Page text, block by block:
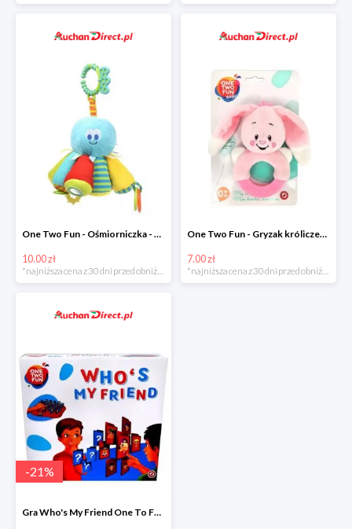
One Two Fun - Ośmiorniczka - miękka zabawka zawieszana w super cenie
10.00 zł
One Two Fun - Gryzak króliczek w super cenie
7.00 zł
-21%
Gra Who's My Friend One To Fun w super cenie